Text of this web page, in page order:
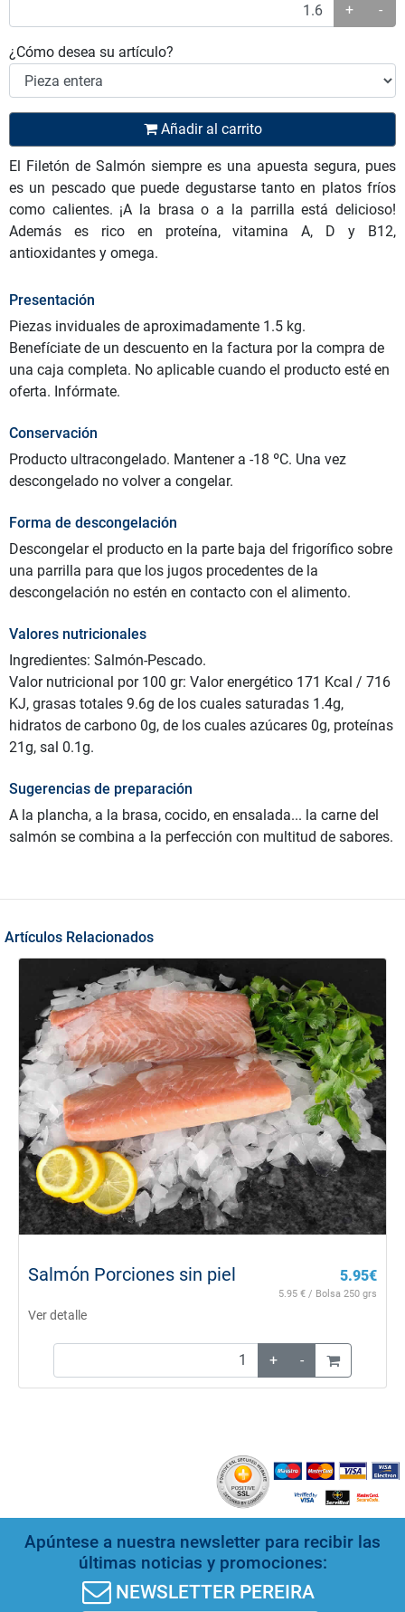
+ -
¿Cómo desea su artículo?
Añadir al carrito
El Filetón de Salmón siempre es una apuesta segura, pues
es un pescado que puede degustarse tanto en platos fríos
como calientes. ¡A la brasa o a la parrilla está delicioso!
Además es rico en proteína, vitamina A, D y B12,
antioxidantes y omega.
Presentación
Piezas inviduales de aproximadamente 1.5 kg.
Benefíciate de un descuento en la factura por la compra de
una caja completa. No aplicable cuando el producto esté en
oferta. Infórmate.
Conservación
Producto ultracongelado. Mantener a -18 ºC. Una vez
descongelado no volver a congelar.
Forma de descongelación
Descongelar el producto en la parte baja del frigorífico sobre
una parrilla para que los jugos procedentes de la
descongelación no estén en contacto con el alimento.
Valores nutricionales
Ingredientes: Salmón-Pescado.
Valor nutricional por 100 gr: Valor energético 171 Kcal / 716
KJ, grasas totales 9.6g de los cuales saturadas 1.4g,
hidratos de carbono 0g, de los cuales azúcares 0g, proteínas
21g, sal 0.1g.
Sugerencias de preparación
A la plancha, a la brasa, cocido, en ensalada... la carne del
salmón se combina a la perfección con multitud de sabores.
Artículos Relacionados
Salmón Porciones sin piel 5.95€
5.95 € / Bolsa 250 grs
Ver detalle
+ -
Apúntese a nuestra newsletter para recibir las
últimas noticias y promociones:
NEWSLETTER PEREIRA